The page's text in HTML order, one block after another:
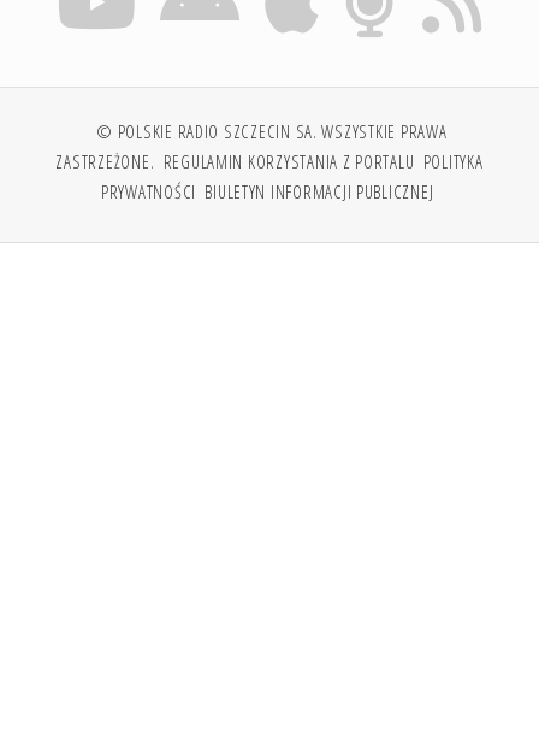
© POLSKIE RADIO SZCZECIN SA. WSZYSTKIE PRAWA
ZASTRZEŻONE. REGULAMIN KORZYSTANIA Z PORTALU POLITYKA
PRYWATNOŚCI BIULETYN INFORMACJI PUBLICZNEJ